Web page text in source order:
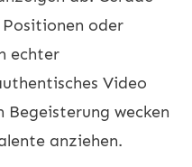
oder
echter
Video
Begeisterung wecken
anziehen.